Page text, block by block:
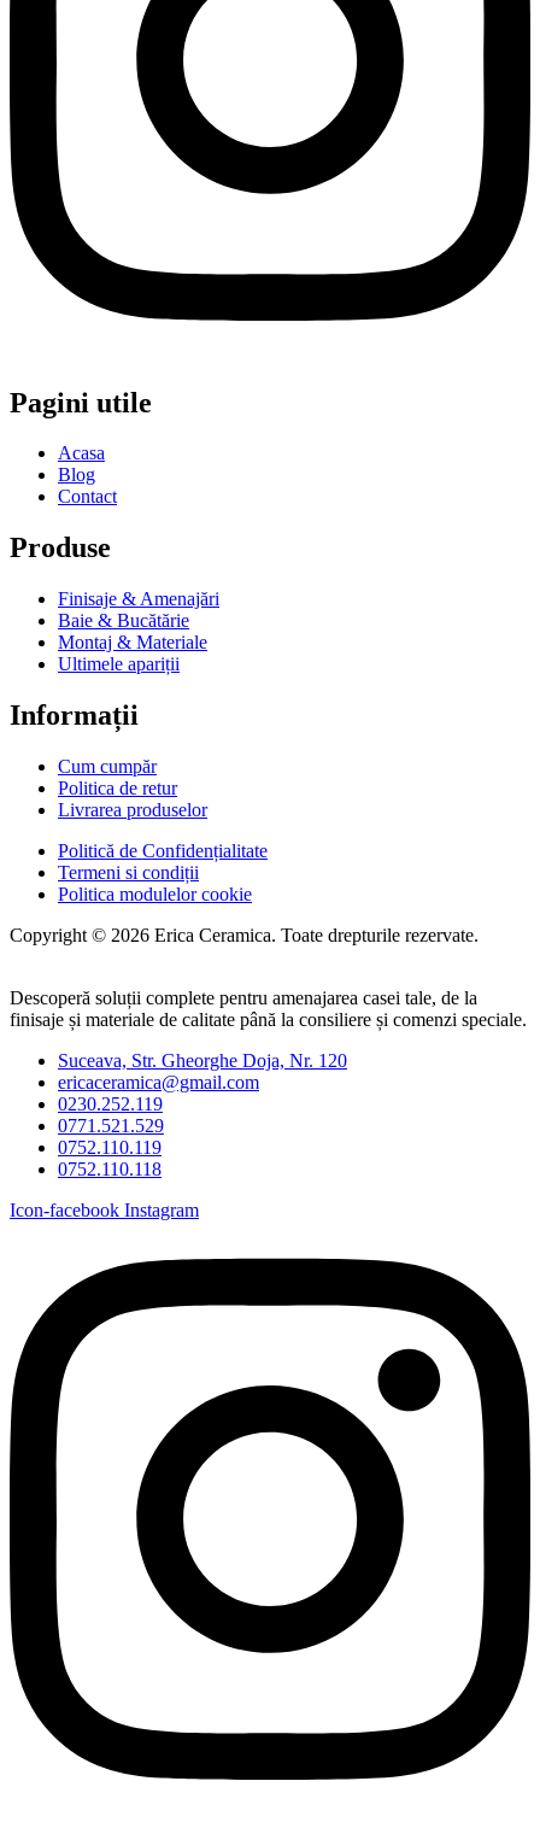
Pagini utile
Acasa
Blog
Contact
Produse
Finisaje & Amenajări
Baie & Bucătărie
Montaj & Materiale
Ultimele apariții
Informații
Cum cumpăr
Politica de retur
Livrarea produselor
Politică de Confidențialitate
Termeni si condiții
Politica modulelor cookie
Copyright © 2026 Erica Ceramica. Toate drepturile rezervate.
Descoperă soluții complete pentru amenajarea casei tale, de la
finisaje și materiale de calitate până la consiliere și comenzi speciale.
Suceava, Str. Gheorghe Doja, Nr. 120
ericaceramica@gmail.com
0230.252.119
0771.521.529
0752.110.119
0752.110.118
Icon-facebook Instagram